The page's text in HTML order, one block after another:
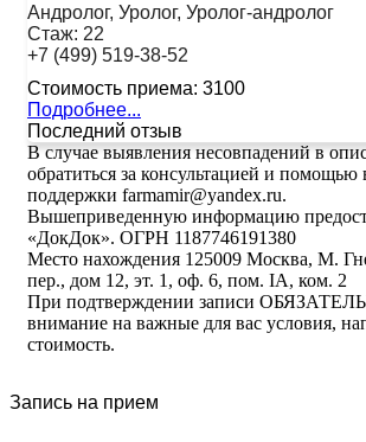
Андролог, Уролог, Уролог-андролог
Стаж: 22
+7 (499) 519-38-52
Стоимость приема: 3100
Подробнее...
Последний отзыв
В случае выявления несовпадений в
обратиться за консультацией и
поддержки farmamir@yandex.ru.
Вышеприведенную информацию
«ДокДок». ОГРН 1187746191380
Место нахождения 125009 Москва, М.
пер., дом 12, эт. 1, оф. 6, пом. IA, ком. 2
При подтверждении записи
внимание на важные для вас условия,
стоимость.
Запись на прием